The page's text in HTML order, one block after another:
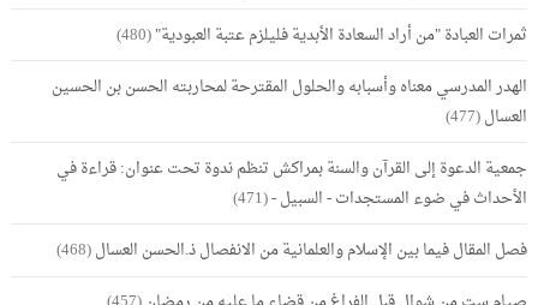
ثمرات العبادة "من أراد السعادة الأبدية فليلزم عتبة العبودية"(480)
الهدر المدرسي معناه وأسبابه والحلول المقترحة لمحاربته الحسن بن الحسين
العسال(477)
جمعية الدعوة إلى القرآن والسنة بمراكش تنظم ندوة تحت عنوان: قراءة في
الأحداث في ضوء المستجدات - السبيل -(471)
فصل المقال فيما بين الإسلام والعلمانية من الانفصال ذ.الحسن العسال(468)